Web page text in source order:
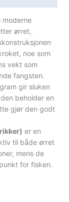
moderne
ørret,
noe som
vekt som
fangsten.
gir sluken
beholder en
gjør den godt
er en
til både ørret
mens de
for fisken.